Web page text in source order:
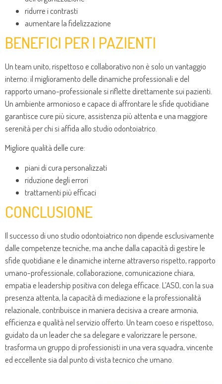
ridurre i contrasti
aumentare la fidelizzazione
BENEFICI PER I PAZIENTI
Un team unito, rispettoso e collaborativo non è solo un vantaggio
interno: il miglioramento delle dinamiche professionali e del
rapporto umano-professionale si riflette direttamente sui pazienti.
Un ambiente armonioso e capace di affrontare le sfide quotidiane
garantisce cure più sicure, assistenza più attenta e una maggiore
serenità per chi si affida allo studio odontoiatrico.
Migliore qualità delle cure:
piani di cura personalizzati
riduzione degli errori
trattamenti più efficaci
CONCLUSIONE
Il successo di uno studio odontoiatrico non dipende esclusivamente
dalle competenze tecniche, ma anche dalla capacità di gestire le
sfide quotidiane e le dinamiche interne attraverso rispetto, rapporto
umano-professionale, collaborazione, comunicazione chiara,
empatia e leadership positiva con delega efficace. L’ASO, con la sua
presenza attenta, la capacità di mediazione e la professionalità
relazionale, contribuisce in maniera decisiva a creare armonia,
efficienza e qualità nel servizio offerto. Un team coeso e rispettoso,
guidato da un leader che sa delegare e valorizzare le persone,
trasforma un gruppo di professionisti in una vera squadra, vincente
ed eccellente sia dal punto di vista tecnico che umano.